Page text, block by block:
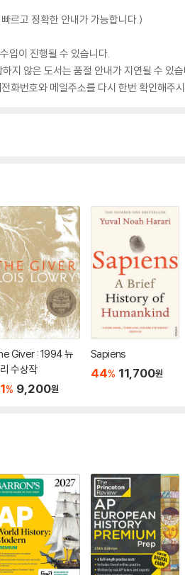
르고 정확한 안내가 가능합니다.)
입이 진행될 수 있습니다.
지 않은 도서는 품절 안내가 지연될 수 있
화번호와 메일주소를 다시 한번 확인해주
Giver : 1994 뉴
수상작
% 9,200원
Sapiens
44% 11,700원